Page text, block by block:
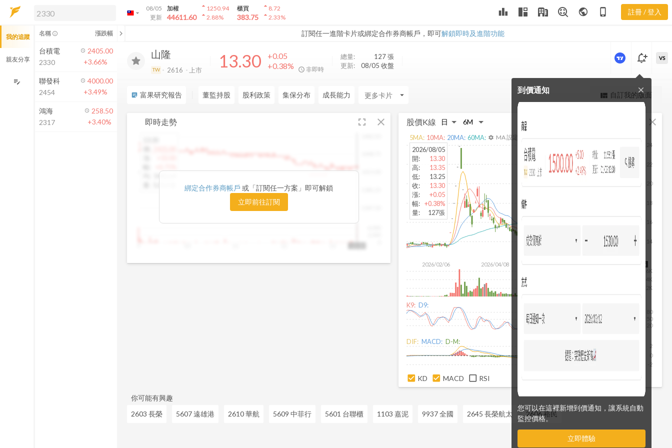
arrow_drop_down
08/05
更新
加權
44611.60
arrow_drop_up1250.94
arrow_drop_up2.88%
櫃買
383.75
arrow_drop_up8.72
arrow_drop_up2.33% leaderboard public phone_iphone 註冊 / 登入
訂閱任一進階卡片或綁定合作券商帳戶，即可解鎖即時及進階功能
解鎖即時行情及進階功能
方案」，即可解鎖以下功能：
即時行情
即時市況與排行
成交金額熱力圖
前往方案訂閱
如何綁定合作券商
勢
山隆
TW 2616 上市 13.30
+0.05
+0.38%
非即時
總量: 127張
更新:
08/05 收盤
更強大的進階價量圖表
notification_add
到價通知
您可以在這裡新增到價通知，讓系統自動
監控價格。
立即體驗
close
VS
sticky_note_2 富果研究報告 董監持股 股利政策 集保分布 成長能力 arrow_drop_down view_quilt 自訂我的版面
即時走勢 fullscreen close
綁定合作券商帳戶 或「訂閱任一方案」即可解鎖
立即前往訂閱
股價K線 close
2026/02/06 2026/04/08
14
16
18
20
22
24
2026/08/05
2K
4K
6K
2026/08/05
開:
13.30
高:
13.35
低:
13.25
收:
13.30
漲:
+0.05
幅: +0.38%
量: 127張
5MA: 10MA: 20MA: 60MA: settings MA 設定
K9: D9:
20
50
80
DIF: MACD: D-M:
-2
0
2
KD MACD RSI
你可能有興趣
2603 長榮
5607 遠雄港 2610 華航 5609 中菲行 5601 台聯櫃 1103 嘉泥 9937 全國 2645 長榮航太 2606 裕民
我的追蹤
親友分享
edit_note
名稱 info_outline 漲跌幅 chevron_left
台積電
2330
2405.00
+3.66%
聯發科
2454
4000.00
+3.49%
鴻海
2317
258.50
+3.40%